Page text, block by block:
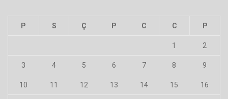
P S Ç P C C P
1 2
3 4 5 6 7 8 9
10 11 12 13 14 15 16